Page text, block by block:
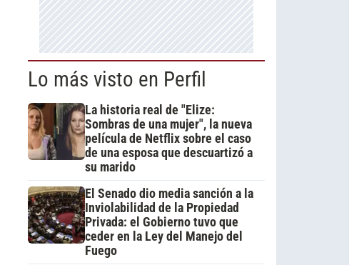
Lo más visto en Perfil
La historia real de "Elize:
Sombras de una mujer", la nueva
película de Netflix sobre el caso
de una esposa que descuartizó a
su marido
El Senado dio media sanción a la
Inviolabilidad de la Propiedad
Privada: el Gobierno tuvo que
ceder en la Ley del Manejo del
Fuego